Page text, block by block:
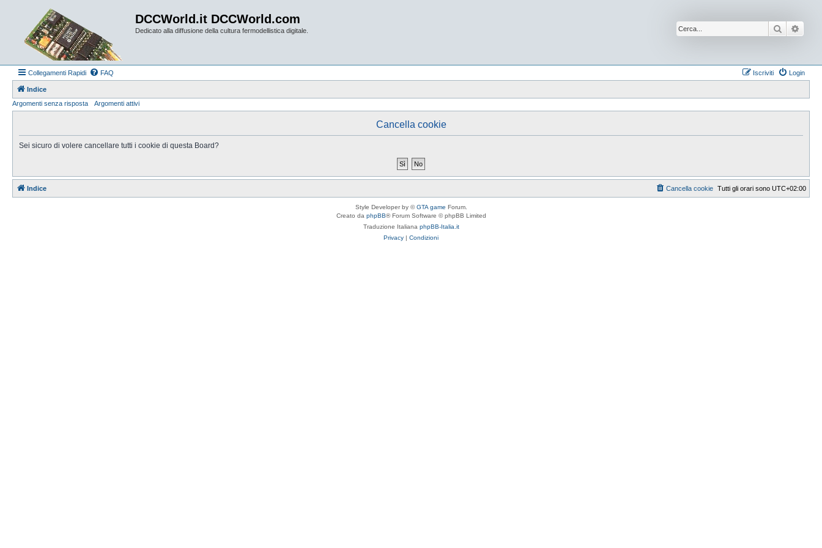
DCCWorld.it DCCWorld.com
Dedicato alla diffusione della cultura fermodellistica digitale. Cerca
Collegamenti Rapidi FAQ Login
Iscriviti
Indice
Argomenti senza risposta
Argomenti attivi
Cancella cookie
Sei sicuro di volere cancellare tutti i cookie di questa Board?
Indice Tutti gli orari sono UTC+02:00
Cancella cookie
Style Developer by ©GTA game Forum.
Creato da phpBB® Forum Software © phpBB Limited
Traduzione Italiana phpBB-Italia.it
Privacy | Condizioni